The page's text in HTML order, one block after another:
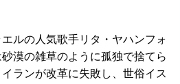
ルの人気歌手リタ・ヤハンフォ
漠の雑草のように孤独で捨てら
ランが改革に失敗し、世俗イス